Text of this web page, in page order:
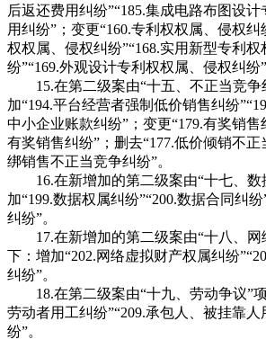
后返还费用纠纷”“185.集成电路布图设
用纠纷”；变更“160.专利权权属、侵权纠
权权属、侵权纠纷”“168.实用新型专利权
纷”“169.外观设计专利权权属、侵权纠纷”
15.在第二级案由“十五、不正当竞争
加“194.平台经营者强制低价销售纠纷
中小企业账款纠纷”；变更“179.有奖销售
有奖销售纠纷”；删去“177.低价倾销不正
绑销售不正当竞争纠纷”。
16.在新增加的第二级案由“十七、数
加“199.数据权属纠纷”“200.数据合同纠
纠纷”。
17.在新增加的第二级案由“十八、网
下：增加“202.网络虚拟财产权属纠纷
纠纷”。
18.在第二级案由“十九、劳动争议”项
劳动者用工纠纷”“209.承包人、被挂靠人
纷”。